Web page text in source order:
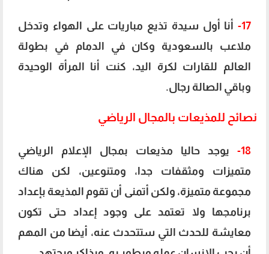
17-
أنا أول سيدة تذيع مباريات على الهواء وتدخل
ملاعب بالسعودية وكان في الدمام في بطولة
العالم للقارات لكرة اليد، كنت أنا المرأة الوحيدة
وباقي الصالة رجال.
نصائح للمذيعات بالمجال الرياضي
18-
يوجد حاليا مذيعات بمجال الإعلام الرياضي
متميزات ومثقفات جدا، ومتنوعين، لكن هناك
مجموعة متميزة، ولكن أتمنى أن تقوم المذيعة بإعداد
برنامجها ولا تعتمد على وجود إعداد حتى تكون
معايشة للحدث التي ستتحدث عنه، أيضا من المهم